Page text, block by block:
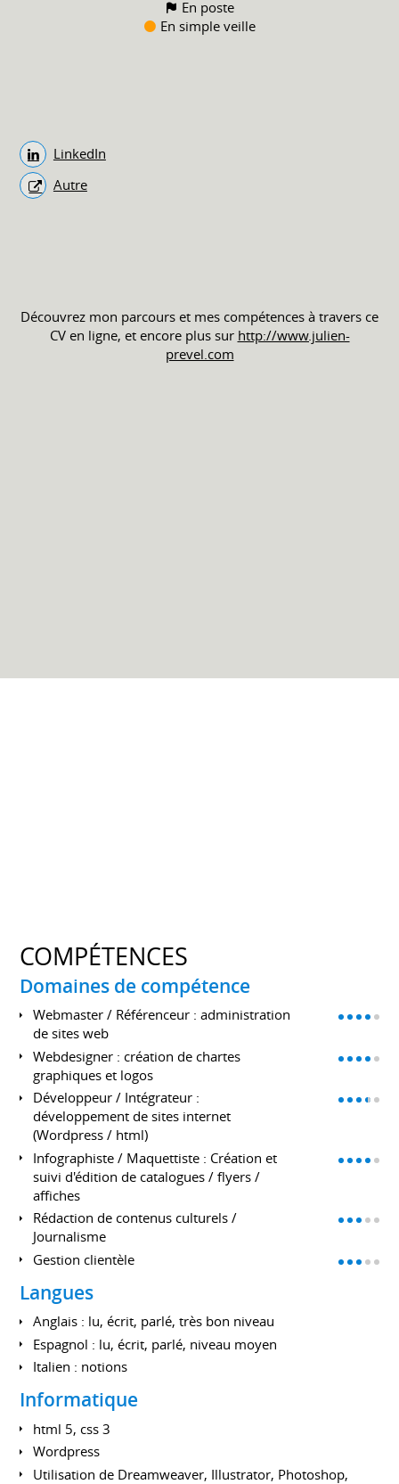
En poste
En simple veille
LinkedIn
Autre
Découvrez mon parcours et mes compétences à travers ce
CV en ligne, et encore plus sur http://www.julien-
prevel.com
COMPÉTENCES
Domaines de compétence
Webmaster / Référenceur : administration
de sites web
Webdesigner : création de chartes
graphiques et logos
Développeur / Intégrateur :
développement de sites internet
(Wordpress / html)
Infographiste / Maquettiste : Création et
suivi d'édition de catalogues / flyers /
affiches
Rédaction de contenus culturels /
Journalisme
Gestion clientèle
Langues
Anglais : lu, écrit, parlé, très bon niveau
Espagnol : lu, écrit, parlé, niveau moyen
Italien : notions
Informatique
html 5, css 3
Wordpress
Utilisation de Dreamweaver, Illustrator, Photoshop,